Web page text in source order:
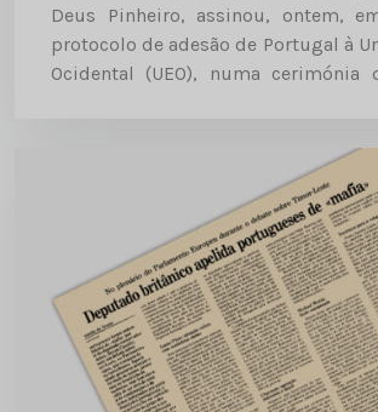
Deus Pinheiro, assinou, ontem,
protocolo de adesão de Portugal à
Ocidental (UEO), numa cerimónia